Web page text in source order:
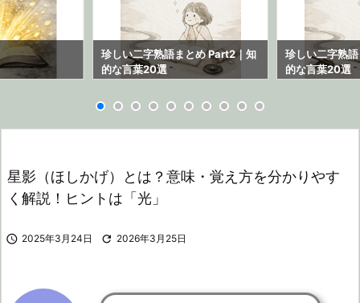
珍しい二字熟語まとめ Part2｜知
的な言葉20選
珍しい二字熟
的な言葉20選
星影（ほしかげ）とは？意味・覚え方を分かりやす
く解説！ヒントは「光」
 2025年3月24日  2026年3月25日